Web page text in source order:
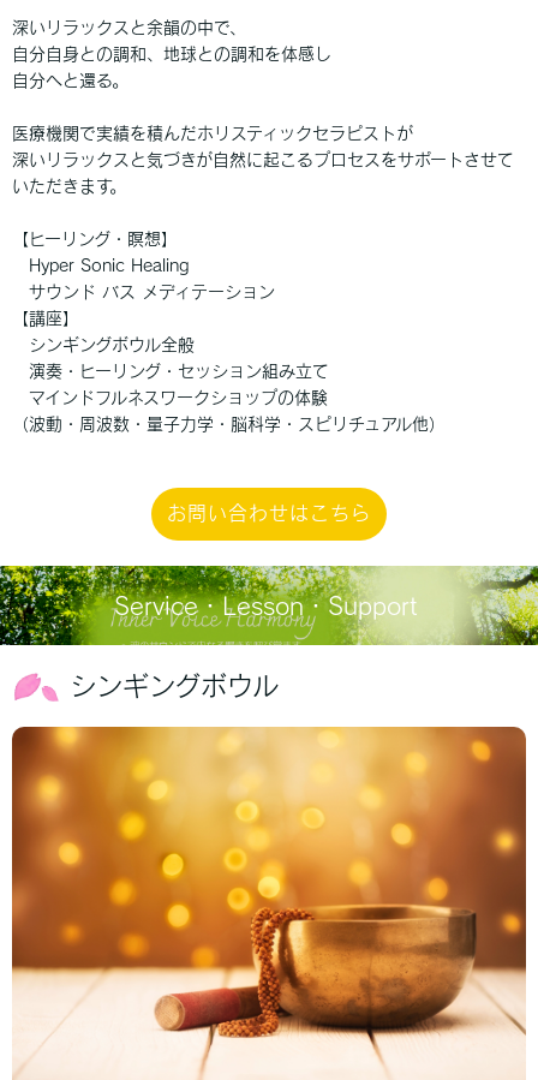
深いリラックスと余韻の中で、
自分自身との調和、地球との調和を体感し
自分へと還る。
医療機関で実績を積んだホリスティックセラピストが
深いリラックスと気づきが自然に起こるプロセスをサポートさせて
いただきます。
【ヒーリング・瞑想】
Hyper Sonic Healing
サウンド バス メディテーション
【講座】
シンギングボウル全般
演奏・ヒーリング・セッション組み立て
マインドフルネスワークショップの体験
（波動・周波数・量子力学・脳科学・スピリチュアル他）
お問い合わせはこちら
Service・Lesson・Support
シンギングボウル